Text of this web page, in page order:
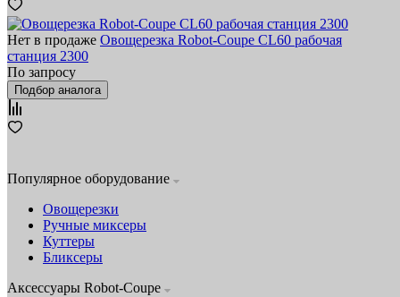
Нет в продаже Овощерезка Robot-Coupe CL60 рабочая
станция 2300
По запросу
Подбор аналога
Популярное оборудование
Овощерезки
Ручные миксеры
Куттеры
Бликсеры
Аксессуары Robot-Coupe